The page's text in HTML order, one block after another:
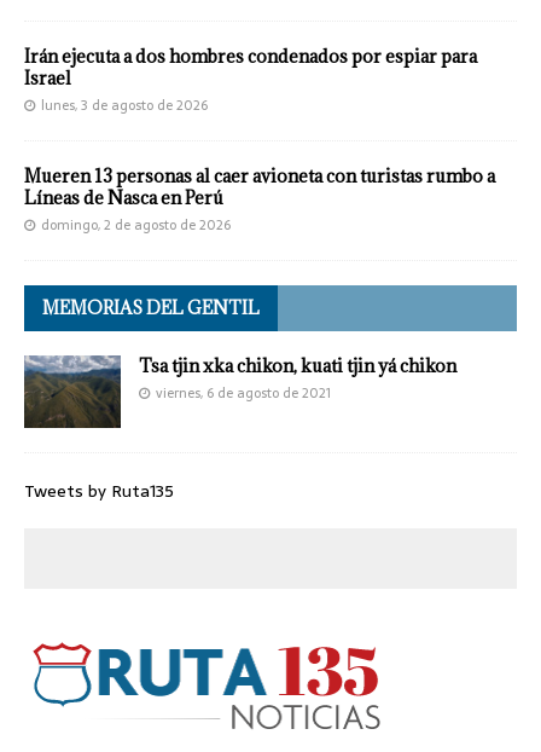
Irán ejecuta a dos hombres condenados por espiar para
Israel
lunes, 3 de agosto de 2026
Mueren 13 personas al caer avioneta con turistas rumbo a
Líneas de Nasca en Perú
domingo, 2 de agosto de 2026
MEMORIAS DEL GENTIL
Tsa tjin xka chikon, kuati tjin yá chikon
viernes, 6 de agosto de 2021
Tweets by Ruta135